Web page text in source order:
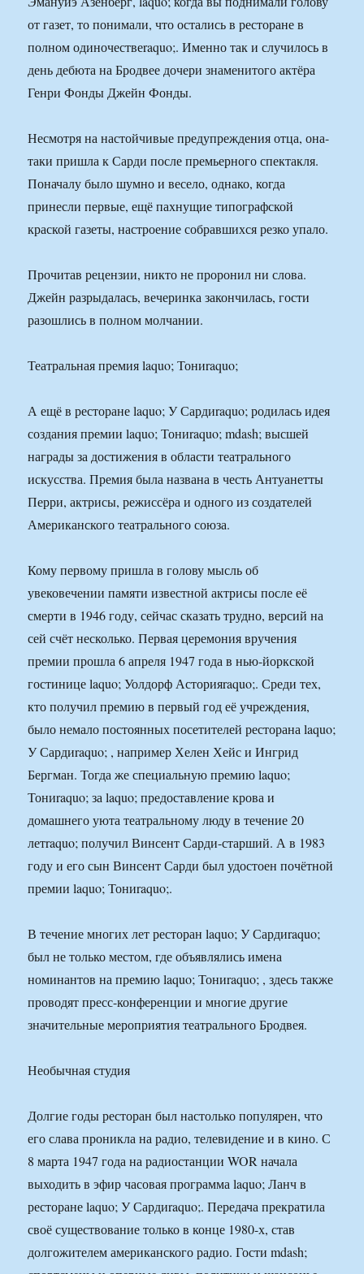
от газет, то понимали, что остались в ресторане в
полном одиночествеraquo;. Именно так и случилось в
день дебюта на Бродвее дочери знаменитого актёра
Генри Фонды Джейн Фонды.
Несмотря на настойчивые предупреждения отца, она-
таки пришла к Сарди после премьерного спектакля.
Поначалу было шумно и весело, однако, когда
принесли первые, ещё пахнущие типографской
краской газеты, настроение собравшихся резко упало.
Прочитав рецензии, никто не проронил ни слова.
Джейн разрыдалась, вечеринка закончилась, гости
разошлись в полном молчании.
Театральная премия laquo; Тониraquo;
А ещё в ресторане laquo; У Сардиraquo; родилась идея
создания премии laquo; Тониraquo; mdash; высшей
награды за достижения в области театрального
искусства. Премия была названа в честь Антуанетты
Перри, актрисы, режиссёра и одного из создателей
Американского театрального союза.
Кому первому пришла в голову мысль об
увековечении памяти известной актрисы после её
смерти в 1946 году, сейчас сказать трудно, версий на
сей счёт несколько. Первая церемония вручения
премии прошла 6 апреля 1947 года в нью-йоркской
гостинице laquo; Уолдорф Асторияraquo;. Среди тех,
кто получил премию в первый год её учреждения,
было немало постоянных посетителей ресторана laquo;
У Сардиraquo; , например Хелен Хейс и Ингрид
Бергман. Тогда же специальную премию laquo;
Тониraquo; за laquo; предоставление крова и
домашнего уюта театральному люду в течение 20
летraquo; получил Винсент Сарди-старший. А в 1983
году и его сын Винсент Сарди был удостоен почётной
премии laquo; Тониraquo;.
В течение многих лет ресторан laquo; У Сардиraquo;
был не только местом, где объявлялись имена
номинантов на премию laquo; Тониraquo; , здесь также
проводят пресс-конференции и многие другие
значительные мероприятия театрального Бродвея.
Необычная студия
Долгие годы ресторан был настолько популярен, что
его слава проникла на радио, телевидение и в кино. С
8 марта 1947 года на радиостанции WOR начала
выходить в эфир часовая программа laquo; Ланч в
ресторане laquo; У Сардиraquo;. Передача прекратила
своё существование только в конце 1980-х, став
долгожителем американского радио. Гости mdash;